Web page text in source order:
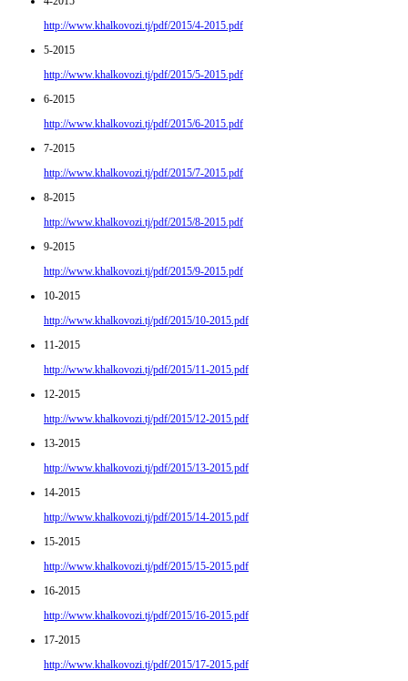
http://www.khalkovozi.tj/pdf/2015/4-2015.pdf
5-2015
http://www.khalkovozi.tj/pdf/2015/5-2015.pdf
6-2015
http://www.khalkovozi.tj/pdf/2015/6-2015.pdf
7-2015
http://www.khalkovozi.tj/pdf/2015/7-2015.pdf
8-2015
http://www.khalkovozi.tj/pdf/2015/8-2015.pdf
9-2015
http://www.khalkovozi.tj/pdf/2015/9-2015.pdf
10-2015
http://www.khalkovozi.tj/pdf/2015/10-2015.pdf
11-2015
http://www.khalkovozi.tj/pdf/2015/11-2015.pdf
12-2015
http://www.khalkovozi.tj/pdf/2015/12-2015.pdf
13-2015
http://www.khalkovozi.tj/pdf/2015/13-2015.pdf
14-2015
http://www.khalkovozi.tj/pdf/2015/14-2015.pdf
15-2015
http://www.khalkovozi.tj/pdf/2015/15-2015.pdf
16-2015
http://www.khalkovozi.tj/pdf/2015/16-2015.pdf
17-2015
http://www.khalkovozi.tj/pdf/2015/17-2015.pdf